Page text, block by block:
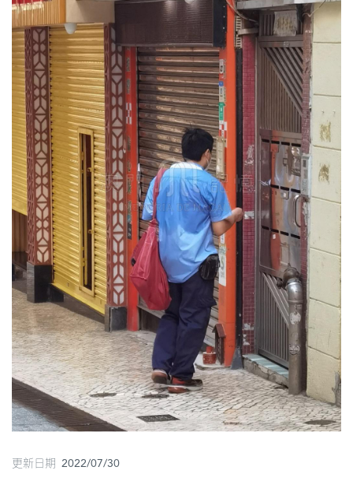
索
古
地
圖
媽
閣
寺
廟
教
堂
街
市
更新日期 2022/07/30